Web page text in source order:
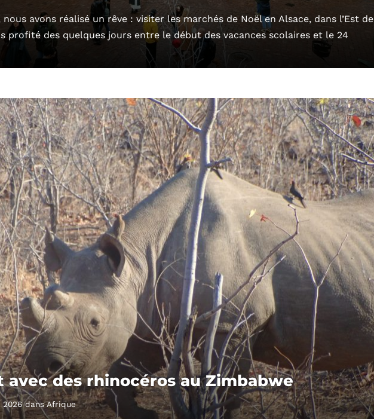
avons réalisé un rêve : visiter les marchés de Noël en Alsace, dans l’Est
profité des quelques jours entre le début des vacances scolaires et le 24
avec des rhinocéros au Zimbabwe
2026 dansAfrique